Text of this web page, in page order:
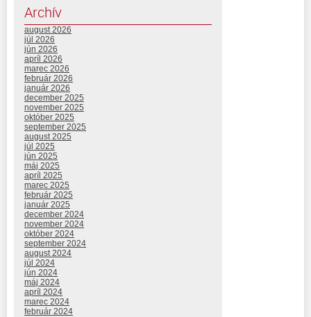
Archív
august 2026
júl 2026
jún 2026
apríl 2026
marec 2026
február 2026
január 2026
december 2025
november 2025
október 2025
september 2025
august 2025
júl 2025
jún 2025
máj 2025
apríl 2025
marec 2025
február 2025
január 2025
december 2024
november 2024
október 2024
september 2024
august 2024
júl 2024
jún 2024
máj 2024
apríl 2024
marec 2024
február 2024